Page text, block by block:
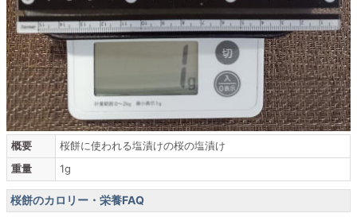
概要
桜餅に使われる塩漬けの桜の塩漬け
重量
1g
桜餅のカロリー・栄養FAQ